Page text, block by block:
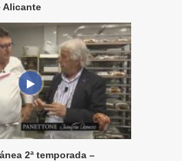
Alicante
2ª temporada –